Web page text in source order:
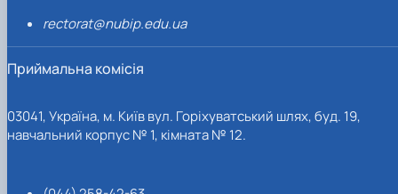
rectorat@nubip.edu.ua
Приймальна комісія
03041, Україна, м. Київ вул. Горіхуватський шлях, буд. 19,
навчальний корпус № 1, кімната № 12.